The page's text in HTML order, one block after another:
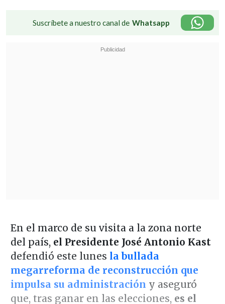
Suscríbete a nuestro canal de Whatsapp
En el marco de su visita a la zona norte
del país, el Presidente José Antonio Kast
defendió este lunes la bullada
megarreforma de reconstrucción que
impulsa su administración y aseguró
que, tras ganar en las elecciones, es el